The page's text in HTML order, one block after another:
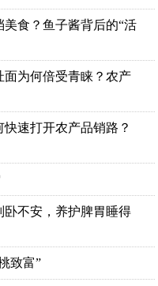
美食？鱼子酱背后的“活
面为何倍受青睐？农产
快速打开农产品销路？
卧不安，养护脾胃睡得
致富”